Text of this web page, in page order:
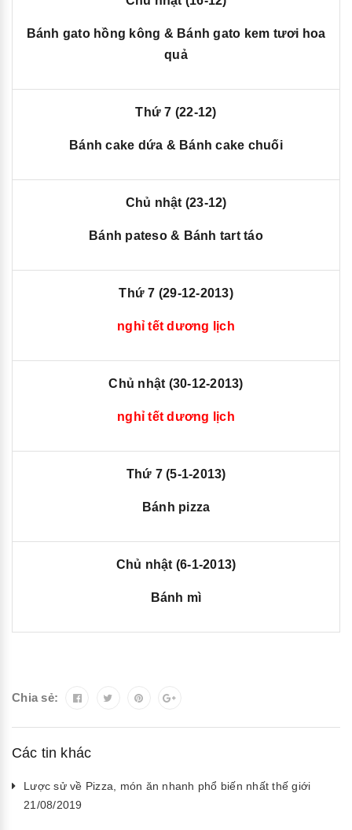
Bánh gato hồng kông & Bánh gato kem tươi hoa
quả
Thứ 7 (22-12)
Bánh cake dứa & Bánh cake chuối
Chủ nhật (23-12)
Bánh pateso & Bánh tart táo
Thứ 7 (29-12-2013)
nghỉ tết dương lịch
Chủ nhật (30-12-2013)
nghỉ tết dương lịch
Thứ 7 (5-1-2013)
Bánh pizza
Chủ nhật (6-1-2013)
Bánh mì
Chia sẻ:
Các tin khác
Lược sử về Pizza, món ăn nhanh phổ biến nhất thế giới
21/08/2019